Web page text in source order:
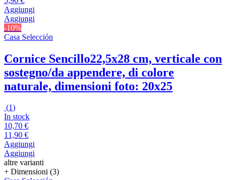
Aggiungi
Aggiungi
-10%
Casa Selección
Cornice Sencillo22,5x28 cm, verticale con
sostegno/da appendere, di colore
naturale, dimensioni foto: 20x25
(1)
In stock
10,70 €
11,90 €
Aggiungi
Aggiungi
altre varianti
+ Dimensioni (3)